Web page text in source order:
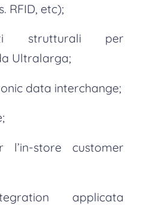
RFID, etc);
strutturali per
Ultralarga;
data interchange;
store customer
applicata